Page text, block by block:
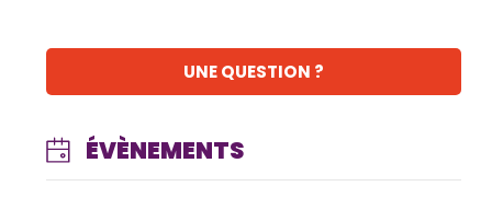
UNE QUESTION ?
ÉVÈNEMENTS